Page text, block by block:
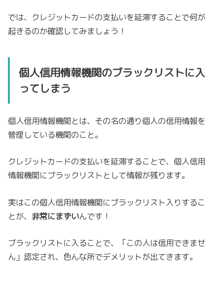
では、クレジットカードの支払いを延滞することで何が
起きるのか確認してみましょう！
個人信用情報機関のブラックリストに入
ってしまう
個人信用情報機関とは、その名の通り個人の信用情報を
管理している機関のこと。
クレジットカードの支払いを延滞することで、個人信用
情報機関にブラックリストとして情報が残ります。
実はこの個人信用情報機関にブラックリスト入りするこ
とが、 非常にまずいんです！
ブラックリストに入ることで、「この人は信用できませ
ん」認定され、色んな所でデメリットが出てきます。